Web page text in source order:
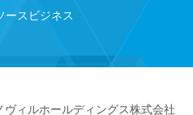
ースビジネス
ヴィルホールディングス株式会社